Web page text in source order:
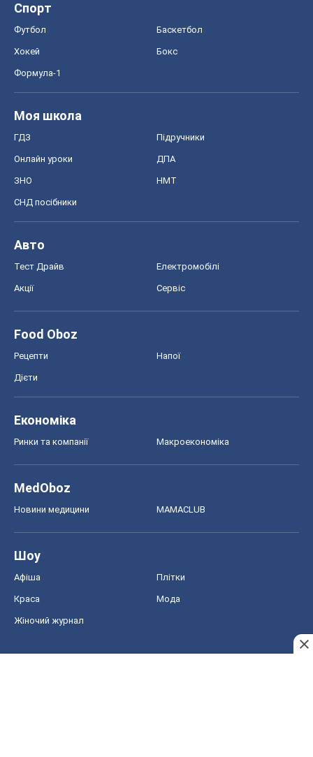
Спорт
Футбол Баскетбол
Хокей Бокс
Формула-1
Моя школа
ГДЗ Підручники
Онлайн уроки ДПА
ЗНО НМТ
СНД посібники
Авто
Тест Драйв Електромобілі
Акції Сервіс
Food Oboz
Рецепти Напої
Дієти
Економіка
Ринки та компанії Макроекономіка
MedOboz
Новини медицини MAMACLUB
Шоу
Афіша Плітки
Краса Мода
Жіночий журнал